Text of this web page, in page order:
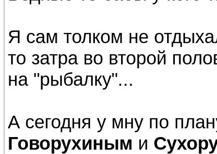
Я сам толком не
то затра во второй
на "рыбалку"...
А сегодня у мну по
Говорухиным и